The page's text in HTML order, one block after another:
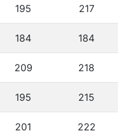
195 217
184 184
209 218
195 215
201 222